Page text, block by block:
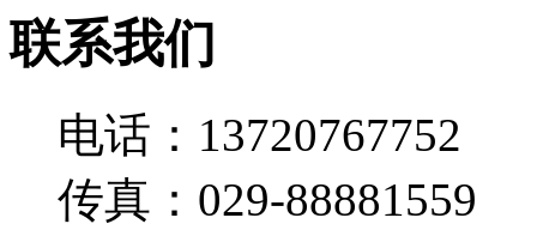
联系我们
电话：13720767752
传真：029-88881559